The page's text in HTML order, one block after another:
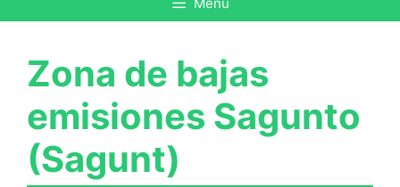
Zona de bajas
emisiones Sagunto
(Sagunt)